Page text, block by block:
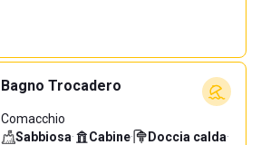
Bagno Trocadero
Comacchio
Sabbiosa· Cabine· Doccia calda·